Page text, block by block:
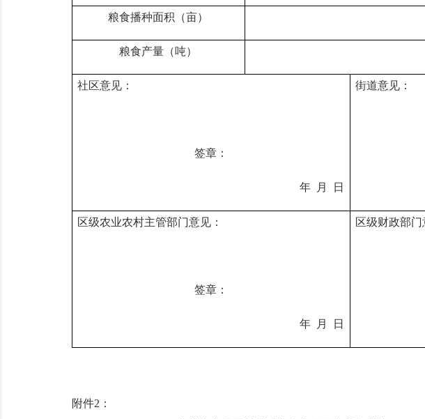
粮食播种面积（亩）
粮食产量（吨）
社区意见： 街道意见：
签章：
年 月 日
区级农业农村主管部门意见： 区级财政部门
签章：
年 月 日
附件2 ：